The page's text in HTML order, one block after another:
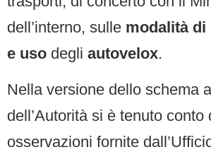
dell’interno, sulle modalità di
e uso degli autovelox.
Nella versione dello schema
dell’Autorità si è tenuto conto
osservazioni fornite